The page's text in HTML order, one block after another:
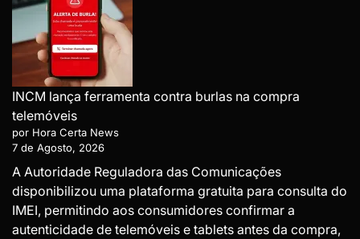
INCM lança ferramenta contra burlas na compra
telemóveis
por Hora Certa News
7 de Agosto, 2026
A Autoridade Reguladora das Comunicações
disponibilizou uma plataforma gratuita para consulta do
IMEI, permitindo aos consumidores confirmar a
autenticidade de telemóveis e tablets antes da compra,